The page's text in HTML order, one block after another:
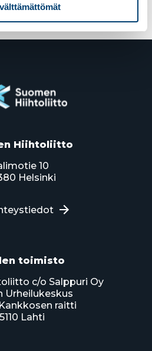
Hiihtoliitto
10
Helsinki
toimisto
c/o Salppuri Oy
Urheilukeskus
raitti
Lahti